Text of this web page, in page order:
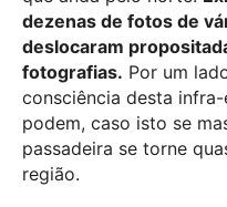
dezenas de fotos de
deslocaram
fotografias. Por um
consciência desta
podem, caso isto se
passadeira se torne
região.